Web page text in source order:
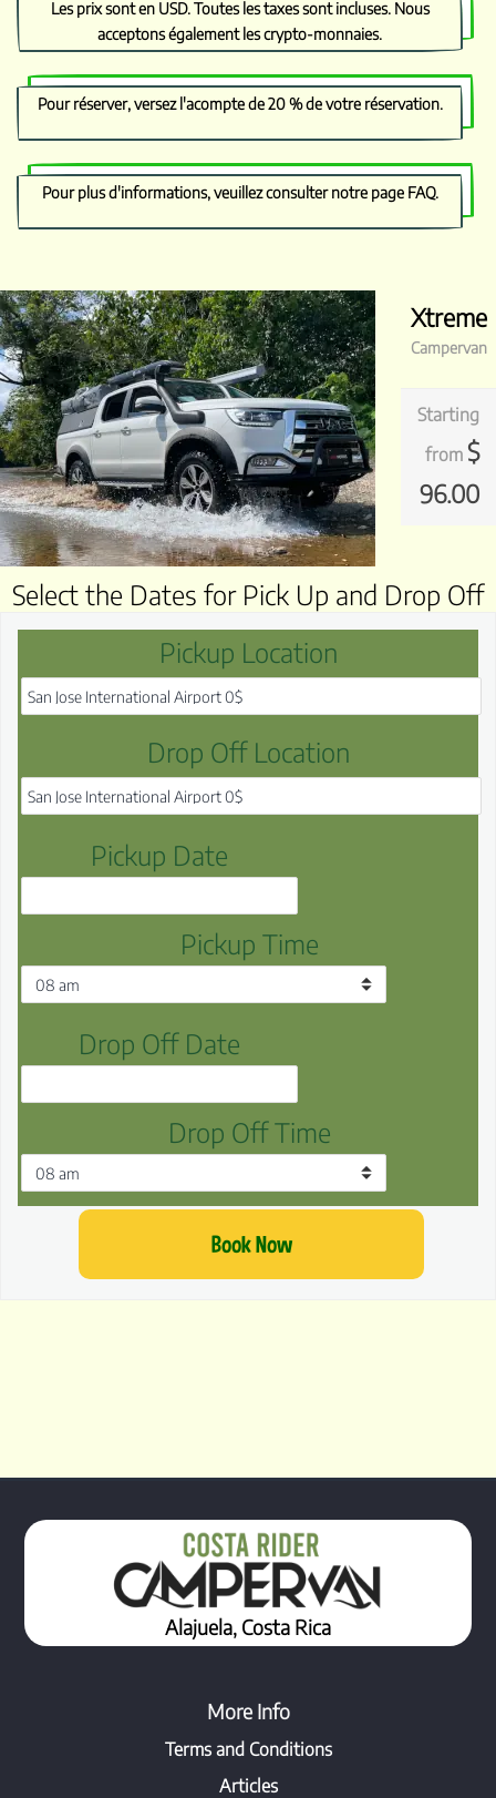
Les prix sont en USD. Toutes les taxes sont incluses. Nous
acceptons également les crypto-monnaies.
Pour réserver, versez l'acompte de 20 % de votre réservation.
Pour plus d'informations, veuillez consulter notre page FAQ.
Xtreme
Campervan
Starting
from $
96.00
Select the Dates for Pick Up and Drop Off
Pickup Location
Drop Off Location
Pickup Date
Pickup Time
Drop Off Date
Drop Off Time
Alajuela, Costa Rica
More Info
Terms and Conditions
Articles